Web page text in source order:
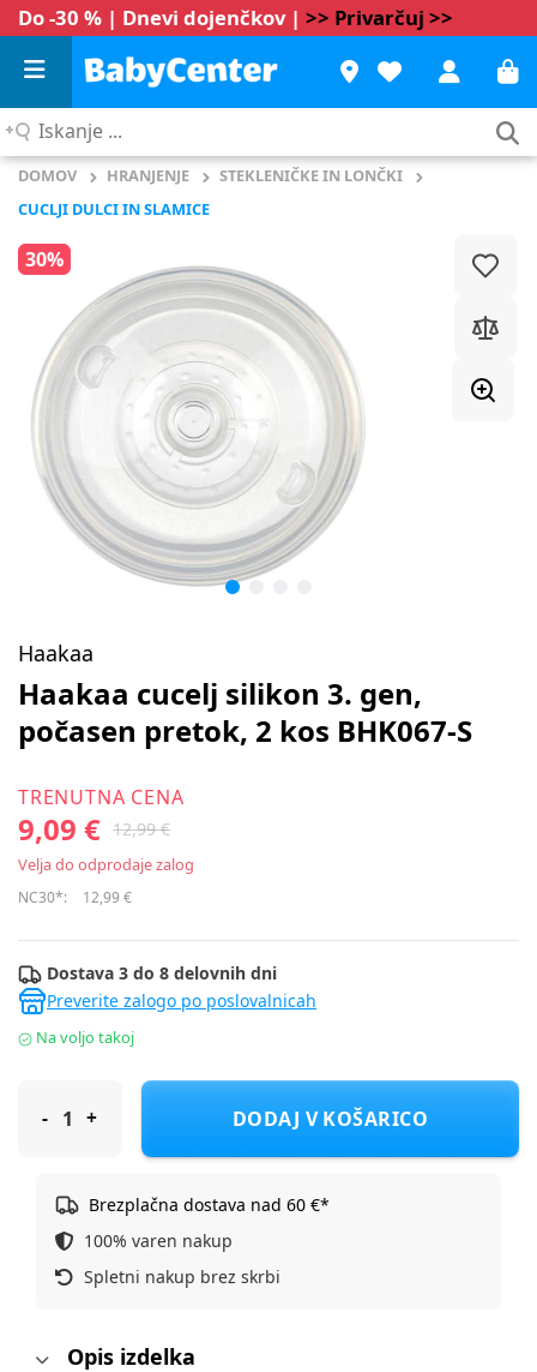
Do -30 % | Dnevi dojenčkov | >> Privarčuj >>
Iskanje
DOMOV HRANJENJE
STEKLENIČKE IN LONČKI
CUCLJI DULCI IN SLAMICE
30%
Haakaa
Haakaa cucelj silikon 3. gen,
počasen pretok, 2 kos BHK067-S
TRENUTNA CENA
9,09 € 12,99 €
Velja do odprodaje zalog
NC30*: 12,99 €
Dostava 3 do 8 delovnih dni
Preverite zalogo po poslovalnicah
Na voljo takoj
Haakaa cucelj silikon 3. gen, počasen pretok, 2 kos BHK067-S
DODAJ V KOŠARICO
Brezplačna dostava nad 60 €*
100% varen nakup
Spletni nakup brez skrbi
Opis izdelka